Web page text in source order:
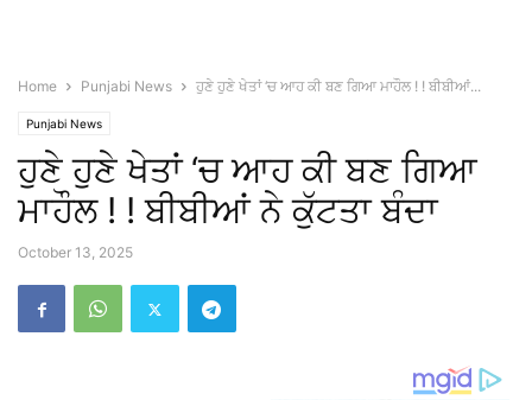
Home Punjabi News ਹੁਣੇ ਹੁਣੇ ਖੇਤਾਂ ‘ਚ ਆਹ ਕੀ ਬਣ ਗਿਆ ਮਾਹੌਲ ! ! ਬੀਬੀਆਂ...
Punjabi News
ਹੁਣੇ ਹੁਣੇ ਖੇਤਾਂ ‘ਚ ਆਹ ਕੀ ਬਣ ਗਿਆ
ਮਾਹੌਲ ! ! ਬੀਬੀਆਂ ਨੇ ਕੁੱਟਤਾ ਬੰਦਾ
October 13, 2025